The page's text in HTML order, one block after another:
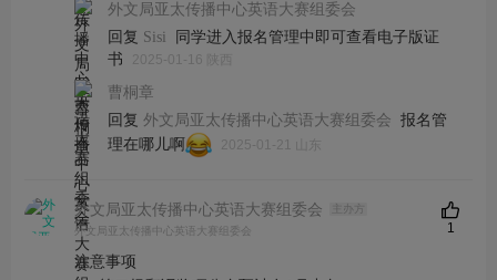
外文局亚太传播中心英语大赛组委会
回复 Sisi
同学进入报名管理中即可查看电子版证
书
2025-01-16 陕西
曹桐章
回复 外文局亚太传播中心英语大赛组委会 报名管
理在哪儿啊
2025-01-21 山东
外文局亚太传播中心英语大赛组委会
主办方
外文局亚太传播中心英语大赛组委会
注意事项
1